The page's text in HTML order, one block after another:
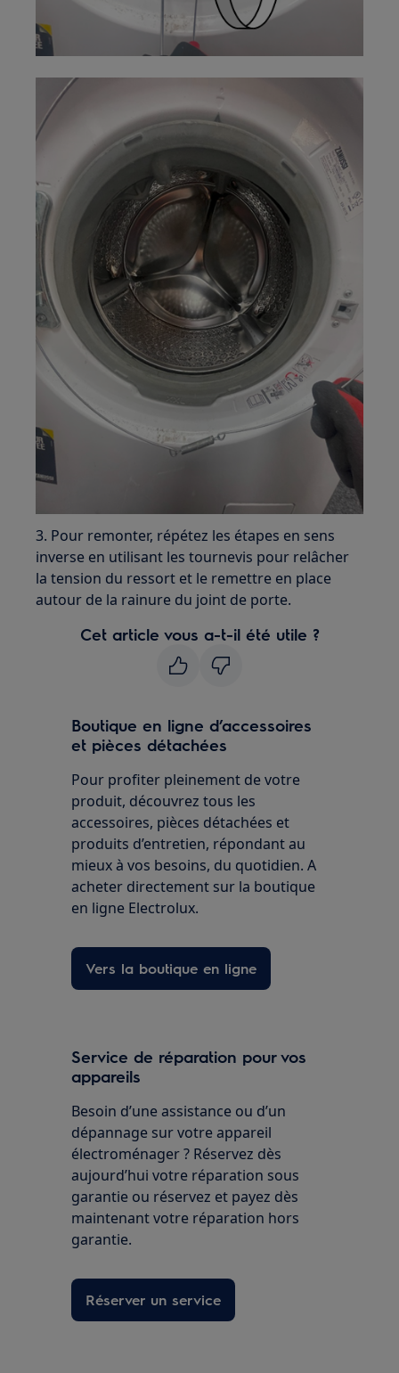
3. Pour remonter, répétez les étapes en sens
inverse en utilisant les tournevis pour relâcher
la tension du ressort et le remettre en place
autour de la rainure du joint de porte.
Cet article vous a-t-il été utile ?
Boutique en ligne d’accessoires
et pièces détachées
Pour profiter pleinement de votre
produit, découvrez tous les
accessoires, pièces détachées et
produits d’entretien, répondant au
mieux à vos besoins, du quotidien. A
acheter directement sur la boutique
en ligne Electrolux.
Vers la boutique en ligne
Service de réparation pour vos
appareils
Besoin d’une assistance ou d’un
dépannage sur votre appareil
électroménager ? Réservez dès
aujourd’hui votre réparation sous
garantie ou réservez et payez dès
maintenant votre réparation hors
garantie.
Réserver un service